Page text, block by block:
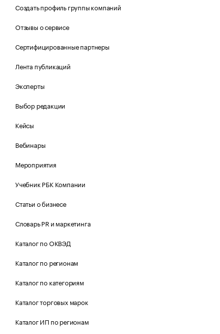
Создать профиль группы компаний
Отзывы о сервисе
Сертифицированные партнеры
Лента публикаций
Эксперты
Выбор редакции
Кейсы
Вебинары
Мероприятия
Учебник РБК Компании
Статьи о бизнесе
Словарь PR и маркетинга
Каталог по ОКВЭД
Каталог по регионам
Каталог по категориям
Каталог торговых марок
Каталог ИП по регионам